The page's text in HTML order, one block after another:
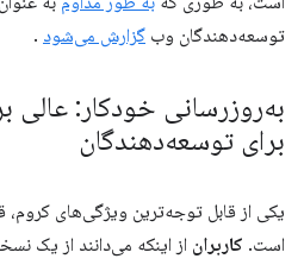
توسعه‌دهندگان وب گزارش می‌شود .
به‌روزرسانی خودکار: عالی
برای توسعه‌دهندگان
یکی از قابل توجه‌ترین ویژگی‌های کروم،
است. کاربران از اینکه می‌دانند از یک